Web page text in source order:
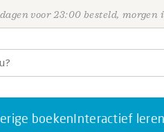
voor 23:00 besteld, morgen
boekenInteractief leren